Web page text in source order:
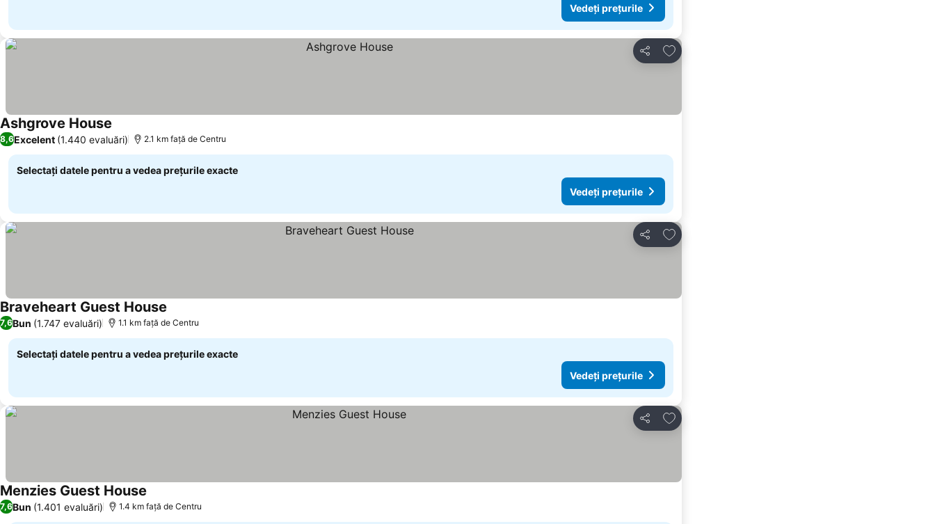
Vedeți prețurile
Distribuiți
Adăugaţi la favorite
Ashgrove House Vedeți prețurile
8,6Excelent (1.440 evaluări) 2.1 km faţă de Centru
Selectați datele pentru a vedea prețurile exacte
Vedeți prețurile
Distribuiți
Adăugaţi la favorite
Braveheart Guest House
7,6Bun (1.747 evaluări) 1.1 km faţă de Centru
Selectați datele pentru a vedea prețurile exacte
Vedeți prețurile
Distribuiți
Adăugaţi la favorite
Menzies Guest House
7,6Bun (1.401 evaluări) 1.4 km faţă de Centru